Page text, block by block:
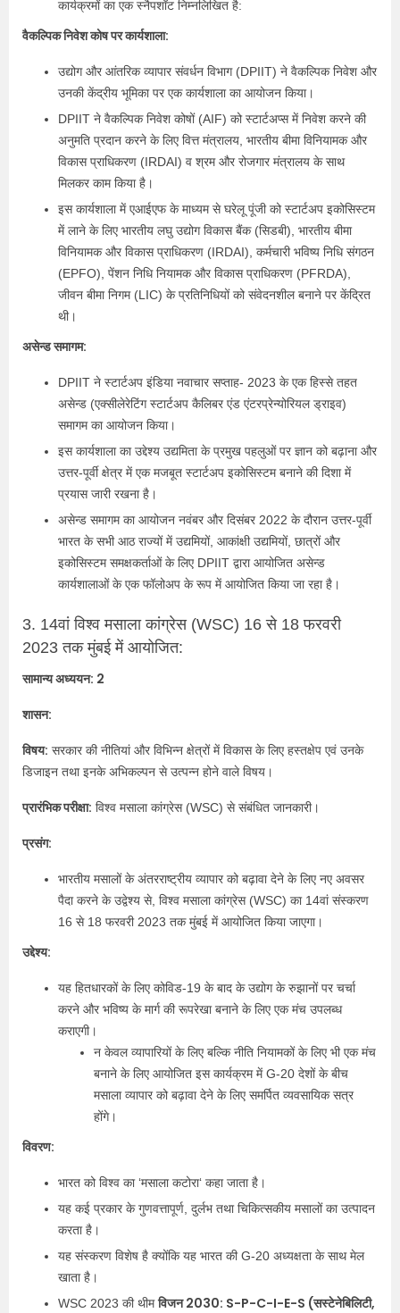
कार्यक्रमों का एक स्नैपशॉट निम्नलिखित है:
वैकल्पिक निवेश कोष पर कार्यशाला:
उद्योग और आंतरिक व्यापार संवर्धन विभाग (DPIIT) ने वैकल्पिक निवेश और
उनकी केंद्रीय भूमिका पर एक कार्यशाला का आयोजन किया।
DPIIT ने वैकल्पिक निवेश कोषों (AIF) को स्टार्टअप्स में निवेश करने की
अनुमति प्रदान करने के लिए वित्त मंत्रालय, भारतीय बीमा विनियामक और
विकास प्राधिकरण (IRDAI) व श्रम और रोजगार मंत्रालय के साथ
मिलकर काम किया है।
इस कार्यशाला में एआईएफ के माध्यम से घरेलू पूंजी को स्टार्टअप इकोसिस्टम
में लाने के लिए भारतीय लघु उद्योग विकास बैंक (सिडबी), भारतीय बीमा
विनियामक और विकास प्राधिकरण (IRDAI), कर्मचारी भविष्य निधि संगठन
(EPFO), पेंशन निधि नियामक और विकास प्राधिकरण (PFRDA),
जीवन बीमा निगम (LIC) के प्रतिनिधियों को संवेदनशील बनाने पर केंद्रित
थी।
असेन्ड समागम:
DPIIT ने स्टार्टअप इंडिया नवाचार सप्ताह- 2023 के एक हिस्से तहत
असेन्ड (एक्सीलेरेटिंग स्टार्टअप कैलिबर एंड एंटरप्रेन्योरियल ड्राइव)
समागम का आयोजन किया।
इस कार्यशाला का उद्देश्य उद्यमिता के प्रमुख पहलुओं पर ज्ञान को बढ़ाना और
उत्तर-पूर्वी क्षेत्र में एक मजबूत स्टार्टअप इकोसिस्टम बनाने की दिशा में
प्रयास जारी रखना है।
असेन्ड समागम का आयोजन नवंबर और दिसंबर 2022 के दौरान उत्तर-पूर्वी
भारत के सभी आठ राज्यों में उद्यमियों, आकांक्षी उद्यमियों, छात्रों और
इकोसिस्टम समक्षकर्ताओं के लिए DPIIT द्वारा आयोजित असेन्ड
कार्यशालाओं के एक फॉलोअप के रूप में आयोजित किया जा रहा है।
3. 14वां विश्व मसाला कांग्रेस (WSC) 16 से 18 फरवरी
2023 तक मुंबई में आयोजित:
सामान्य अध्ययन: 2
शासन:
विषय: सरकार की नीतियां और विभिन्न क्षेत्रों में विकास के लिए हस्तक्षेप एवं उनके
डिजाइन तथा इनके अभिकल्पन से उत्पन्न होने वाले विषय।
प्रारंभिक परीक्षा: विश्व मसाला कांग्रेस (WSC) से संबंधित जानकारी।
प्रसंग:
भारतीय मसालों के अंतरराष्ट्रीय व्यापार को बढ़ावा देने के लिए नए अवसर
पैदा करने के उद्वेश्य से, विश्व मसाला कांग्रेस (WSC) का 14वां संस्करण
16 से 18 फरवरी 2023 तक मुंबई में आयोजित किया जाएगा।
उद्देश्य:
यह हितधारकों के लिए कोविड-19 के बाद के उद्योग के रुझानों पर चर्चा
करने और भविष्य के मार्ग की रूपरेखा बनाने के लिए एक मंच उपलब्ध
कराएगी।
न केवल व्यापारियों के लिए बल्कि नीति नियामकों के लिए भी एक मंच
बनाने के लिए आयोजित इस कार्यक्रम में G-20 देशों के बीच
मसाला व्यापार को बढ़ावा देने के लिए समर्पित व्यवसायिक सत्र
होंगे।
विवरण:
भारत को विश्व का ‘मसाला कटोरा‘ कहा जाता है।
यह कई प्रकार के गुणवत्तापूर्ण, दुर्लभ तथा चिकित्सकीय मसालों का उत्पादन
करता है।
यह संस्करण विशेष है क्योंकि यह भारत की G-20 अध्यक्षता के साथ मेल
खाता है।
WSC 2023 की थीमविजन 2030: S-P-C-I-E-S (सस्टेनेबिलिटी,